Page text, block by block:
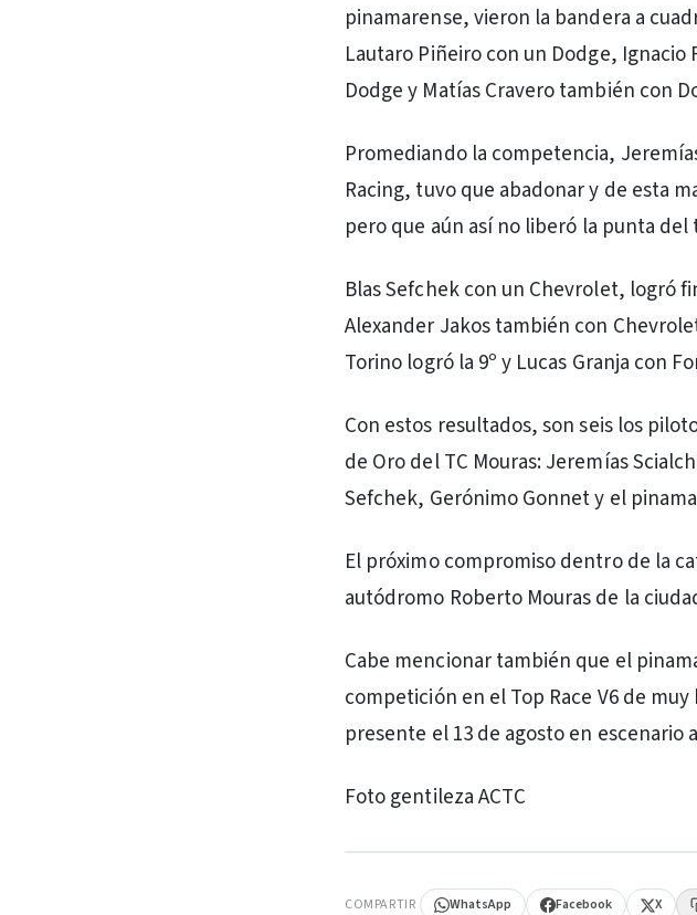
pinamarense, vieron la bandera a
Lautaro Piñeiro con un Dodge,
Dodge y Matías Cravero también con
Promediando la competencia,
Racing, tuvo que abadonar y de esta
pero que aún así no liberó la punta del
Blas Sefchek con un Chevrolet, logró
Alexander Jakos también con
Torino logró la 9º y Lucas Granja con
Con estos resultados, son seis los
de Oro del TC Mouras: Jeremías
Sefchek, Gerónimo Gonnet y el
El próximo compromiso dentro de la
autódromo Roberto Mouras de la
Cabe mencionar también que el
competición en el Top Race V6 de
presente el 13 de agosto en escenario
Foto gentileza ACTC
COMPARTIR WhatsApp Facebook X